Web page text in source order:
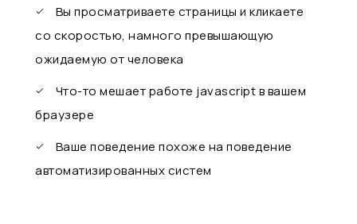
Вы просматриваете страницы и кликаете
со скоростью, намного превышающую
ожидаемую от человека
Что-то мешает работе javascript в вашем
браузере
Ваше поведение похоже на поведение
автоматизированных систем